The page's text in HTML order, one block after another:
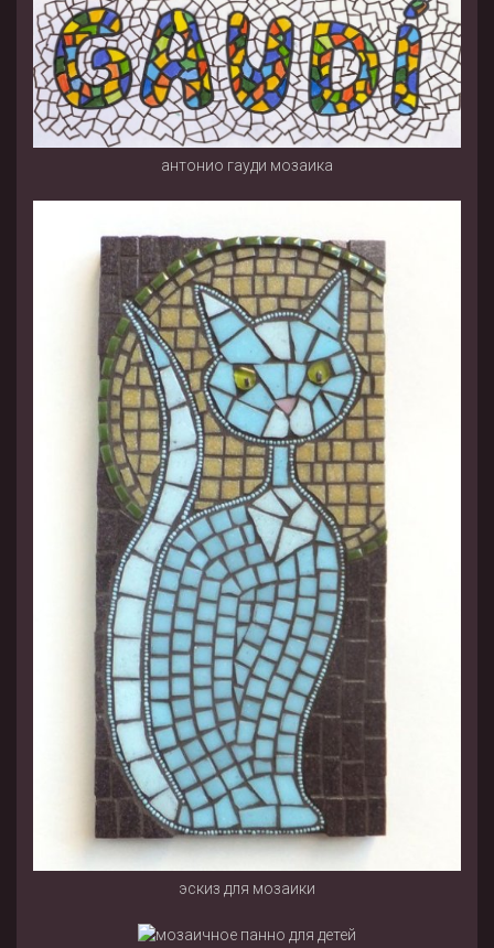
антонио гауди мозаика
эскиз для мозаики